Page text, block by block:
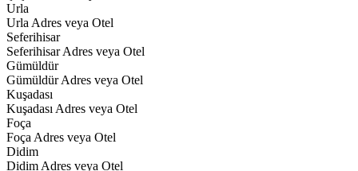
Urla
Urla Adres veya Otel
Seferihisar
Seferihisar Adres veya Otel
Gümüldür
Gümüldür Adres veya Otel
Kuşadası
Kuşadası Adres veya Otel
Foça
Foça Adres veya Otel
Didim
Didim Adres veya Otel